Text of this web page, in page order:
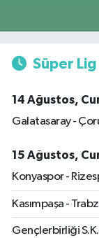
Süper
14 Ağustos,
Galatasaray -
15 Ağustos,
Konyaspor -
Kasımpaşa -
Gençlerbirliği